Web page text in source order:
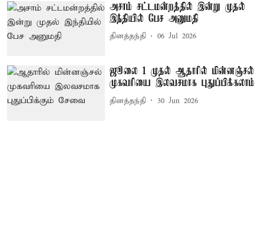
அசாம் சட்டமன்றத்தில் இன்று முதல்
இந்தியில் பேச அனுமதி
தினத்தந்தி 06 Jul 2026
ஜூலை 1 முதல் ஆதாரில் மின்னஞ்சல்
முகவரியை இலவசமாக புதுப்பிக்கலாம்
தினத்தந்தி 30 Jun 2026